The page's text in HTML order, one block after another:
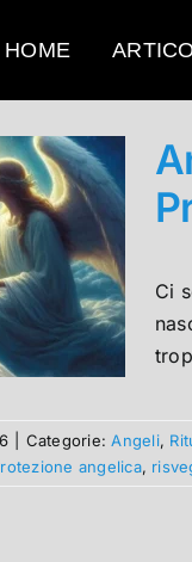
HOME
Ci
Categorie:Angeli,
angelica,